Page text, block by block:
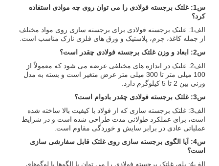
س1: غلتک برجسته فولادی را می توان روی چه موادی استفاده
کرد؟
الف1: غلتک برجسته فولادی برای برجسته سازی روی مواد مختلف
از جمله کاغذ، چرم، پلاستیک و ورق های فلزی نازک مناسب است.
س2: ابعاد و وزن غلتک برجسته فولادی چقدر است؟
الف2: غلتک در اندازه های مختلفی عرضه می شود که معمولاً از
100 میلی متر تا 300 میلی متر عرض متغیر است و بسته به مدل
وزنی بین 2 تا 5 کیلوگرم دارد.
س3: غلتک برجسته فولادی چقدر بادوام است؟
الف3: غلتک برجسته سازی که از فولاد با کیفیت بالا ساخته شده
است، برای عملکرد طولانی مدت طراحی شده است و در شرایط
عملیاتی عادی در برابر سایش و خوردگی مقاوم است.
س4: آیا الگوی برجسته سازی روی غلتک قابل سفارشی سازی
است؟
الف4: بله، غلتک برجسته فولادی را می توان با الگوها یا لوگوهای